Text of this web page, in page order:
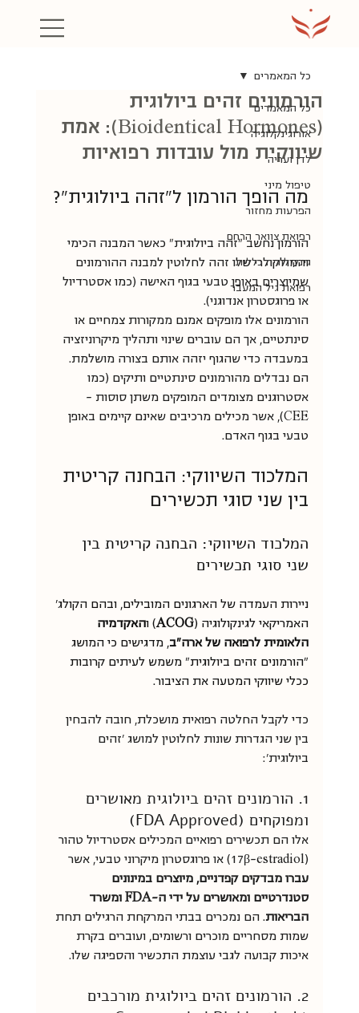
כל המאמרים
אורוגינקלוגיה
לדן ועריה
טיפול מיני
הפרעות מחזור
רפואת צוואר הרחם
גינקולוגיה כללית
רפואת גיל המעבר
כל המאמרים
הורמונים זהים ביולוגית
(Bioidentical Hormones): אמת
שיווקית מול עובדות רפואיות
מה הופך הורמון ל"זהה ביולוגית"?
הורמון נחשב "זהה ביולוגית" כאשר המבנה הכימי
והמולקולרי שלו זהה לחלוטין למבנה ההורמונים
שמיוצרים באופן טבעי בגוף האישה (כמו אסטרדיול
או פרוגסטרון אנדוגני).
הורמונים אלו מופקים אמנם ממקורות צמחיים או
סינתטיים, אך הם עוברים שינוי ותהליך מיקרוניזציה
במעבדה כדי שהגוף יזהה אותם בצורה מושלמת.
הם נבדלים מהורמונים סינתטיים ותיקים (כמו
אסטרוגנים מצומדים המופקים משתן סוסות -
CEE), אשר מכילים מרכיבים שאינם קיימים באופן
טבעי בגוף האדם.
המלכוד השיווקי: הבחנה קריטית
בין שני סוגי תכשירים
המלכוד השיווקי: הבחנה קריטית בין
שני סוגי תכשירים
ניירות העמדה של הארגונים המובילים, ובהם הקולג'
האמריקאי לגינקולוגיה (ACOG) והאקדמיה
הלאומית לרפואה של ארה"ב, מדגישים כי המושג
"הורמונים זהים ביולוגית" משמש לעיתים קרובות
ככלי שיווקי המטעה את הציבור.
כדי לקבל החלטה רפואית מושכלת, חובה להבחין
בין שני הגדרות שונות לחלוטין למושג 'זהים
ביולוגית':
1. הורמונים זהים ביולוגית מאושרים
ומפוקחים (FDA Approved)
אלו הם תכשירים רפואיים המכילים אסטרדיול טהור
(17β-estradiol) או פרוגסטרון מיקרוני טבעי, אשר
עברו מבדקים קפדניים, מיוצרים במינונים
סטנדרטיים ומאושרים על ידי ה-FDA ומשרד
הבריאות. הם נמכרים בבתי המרקחת הרגילים תחת
שמות מסחריים מוכרים ורשומים, ועוברים בקרת
איכות קבועה לגבי עוצמת התכשיר והספיגה שלו.
2. הורמונים זהים ביולוגית מורכבים